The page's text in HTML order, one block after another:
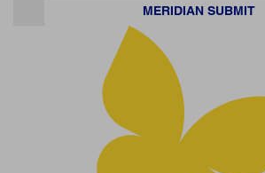
MERIDIAN SUBMIT